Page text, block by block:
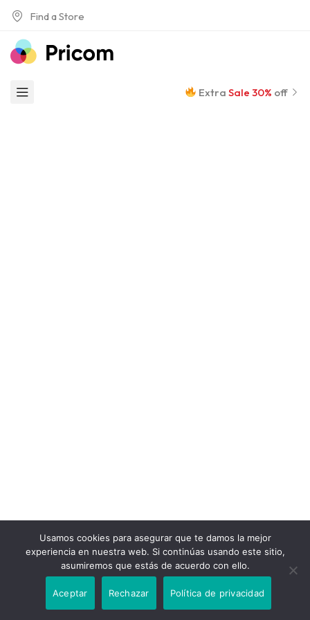
Find a Store
Extra Sale 30% off
Usamos cookies para asegurar que te damos la mejor
experiencia en nuestra web. Si continúas usando este sitio,
asumiremos que estás de acuerdo con ello.
Aceptar Rechazar Política de privacidad